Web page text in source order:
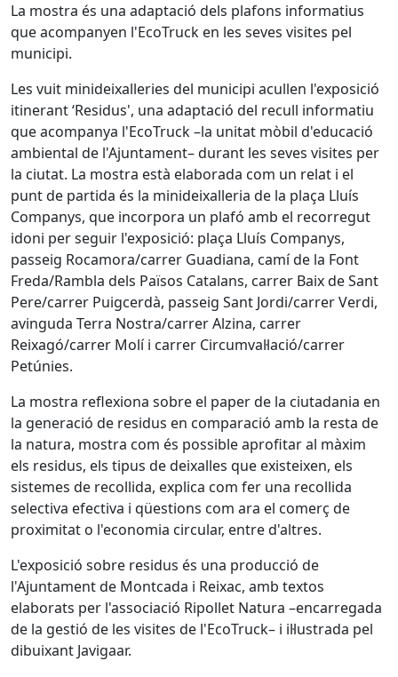
La mostra és una adaptació dels plafons informatius
que acompanyen l'EcoTruck en les seves visites pel
municipi.
Les vuit minideixalleries del municipi acullen l'exposició
itinerant ‘Residus', una adaptació del recull informatiu
que acompanya l'EcoTruck –la unitat mòbil d'educació
ambiental de l'Ajuntament– durant les seves visites per
la ciutat. La mostra està elaborada com un relat i el
punt de partida és la minideixalleria de la plaça Lluís
Companys, que incorpora un plafó amb el recorregut
idoni per seguir l'exposició: plaça Lluís Companys,
passeig Rocamora/carrer Guadiana, camí de la Font
Freda/Rambla dels Països Catalans, carrer Baix de Sant
Pere/carrer Puigcerdà, passeig Sant Jordi/carrer Verdi,
avinguda Terra Nostra/carrer Alzina, carrer
Reixagó/carrer Molí i carrer Circumval·lació/carrer
Petúnies.
La mostra reflexiona sobre el paper de la ciutadania en
la generació de residus en comparació amb la resta de
la natura, mostra com és possible aprofitar al màxim
els residus, els tipus de deixalles que existeixen, els
sistemes de recollida, explica com fer una recollida
selectiva efectiva i qüestions com ara el comerç de
proximitat o l'economia circular, entre d'altres.
L'exposició sobre residus és una producció de
l'Ajuntament de Montcada i Reixac, amb textos
elaborats per l'associació Ripollet Natura –encarregada
de la gestió de les visites de l'EcoTruck– i il·lustrada pel
dibuixant Javigaar.